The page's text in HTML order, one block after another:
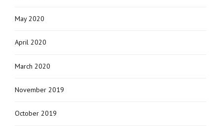
May 2020
April 2020
March 2020
November 2019
October 2019